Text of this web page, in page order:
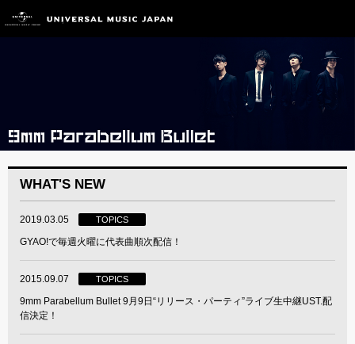
WHAT'S NEW
2019.03.05 TOPICS
GYAO!で毎週火曜に代表曲順次配信！
2015.09.07 TOPICS
9mm Parabellum Bullet 9月9日“リリース・パーティ”ライブ生中継UST.配
信決定！